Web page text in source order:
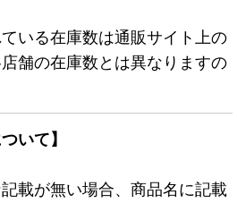
いる在庫数は通販サイト上の
舗の在庫数とは異なりますの
いて】
載が無い場合、商品名に記載